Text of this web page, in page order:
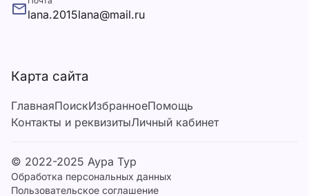
Карта сайта
ГлавнаяПоискИзбранноеПомощь
Контакты и реквизитыЛичный кабинет
lana.2015lana@mail.ru
© 2022-2025 Аура Тур
Обработка персональных данных
Пользовательское соглашение